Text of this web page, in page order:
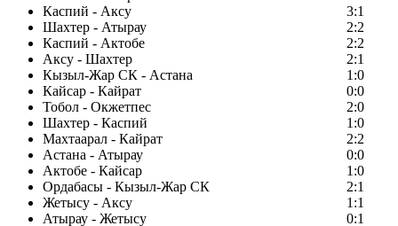
Каспий - Аксу
3:1
Шахтер - Атырау
2:2
Каспий - Актобе
2:2
Аксу - Шахтер
2:1
Кызыл-Жар СК - Астана
1:0
Кайсар - Кайрат
0:0
Тобол - Окжетпес
2:0
Шахтер - Каспий
1:0
Махтаарал - Кайрат
2:2
Астана - Атырау
0:0
Актобе - Кайсар
1:0
Ордабасы - Кызыл-Жар СК
2:1
Жетысу - Аксу
1:1
Атырау - Жетысу
0:1